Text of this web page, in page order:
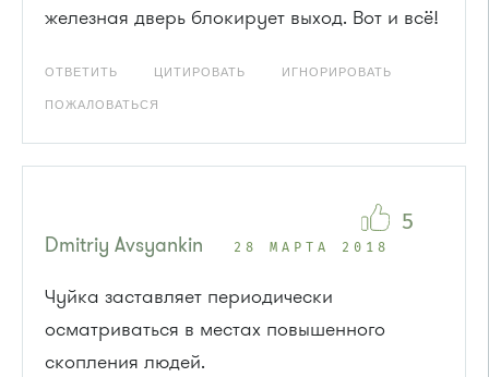
железная дверь блокирует выход. Вот и всё!
ОТВЕТИТЬ ЦИТИРОВАТЬ ИГНОРИРОВАТЬ
ПОЖАЛОВАТЬСЯ
Dmitriy Avsyankin 28 МАРТА 2018
Чуйка заставляет периодически
осматриваться в местах повышенного
скопления людей.
5